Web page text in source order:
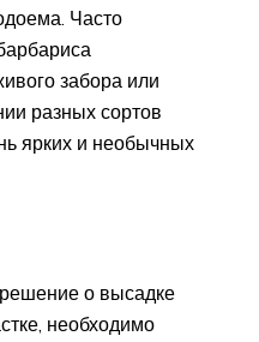
Часто
забора или
разных сортов
ярких и необычных
о высадке
необходимо